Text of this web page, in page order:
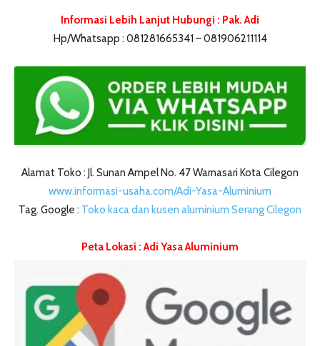
Informasi Lebih Lanjut Hubungi : Pak. Adi
Hp/Whatsapp : 081281665341 – 081906211114
Alamat Toko : Jl. Sunan Ampel No. 47 Warnasari Kota Cilegon
www.informasi-usaha.com/Adi-Yasa-Aluminium
Tag. Google : Toko kaca dan kusen aluminium Serang Cilegon
Peta Lokasi : Adi Yasa Aluminium